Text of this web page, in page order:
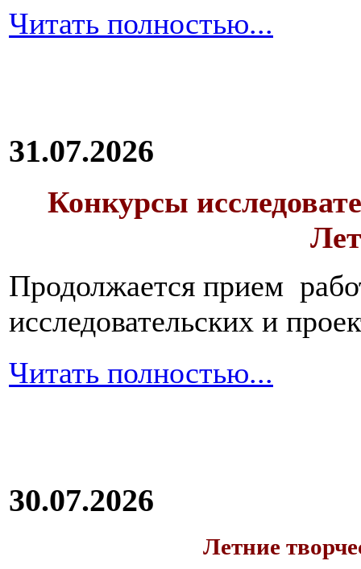
Читать полностью...
31.07.2026
Конкурсы
Продолжается прием
исследовательских и
Читать полностью...
30.07.2026
Летние